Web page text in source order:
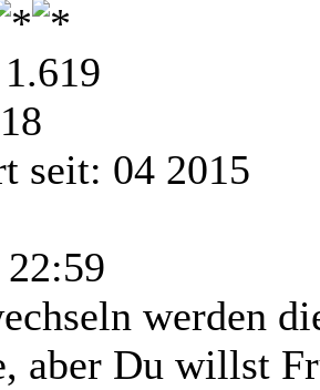
seit: 04 2015
werden
aber Du willst